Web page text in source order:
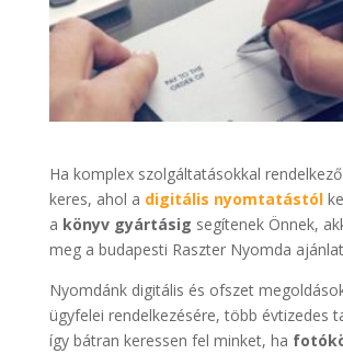
Ha komplex szolgáltatásokkal
keres, ahol a digitális nyomtatástól
a könyv gyártásig segítenek Önnek,
meg a budapesti Raszter Nyomda
Nyomdánk digitális és ofszet
ügyfelei rendelkezésére, több évtizedes
így bátran keressen fel minket, ha